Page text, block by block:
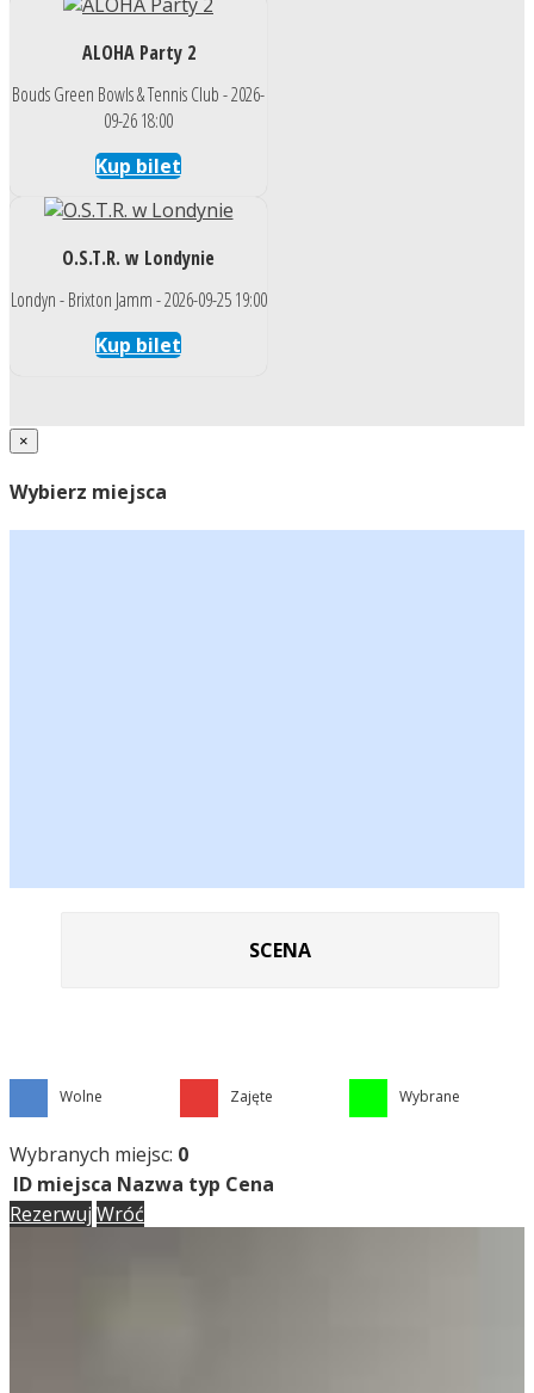
ALOHA Party 2
Bouds Green Bowls & Tennis Club - 2026-
09-26 18:00
Kup bilet
O.S.T.R. w Londynie
Londyn - Brixton Jamm - 2026-09-25 19:00
Kup bilet
×
Wybierz miejsca
SCENA
Wolne Zajęte Wybrane
Wybranych miejsc: 0
ID miejsca Nazwa typ Cena
Rezerwuj Wróć